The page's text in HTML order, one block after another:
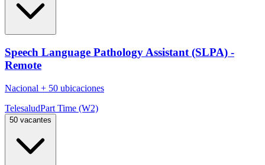
Speech Language Pathology Assistant (SLPA) -
Remote
Nacional + 50 ubicaciones
TelesaludPart Time (W2)
50 vacantes